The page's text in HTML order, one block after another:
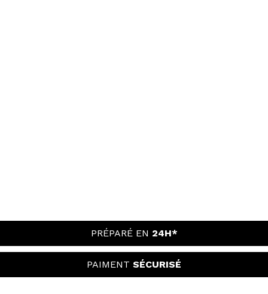
PRÉPARÉ EN 24H*
PAIMENT SÉCURISÉ